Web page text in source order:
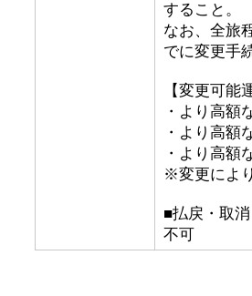
すること。
なお、全旅
でに変更手
【変更可能
・より高額
・より高額
・より高額
※変更によ
■払戻・取消
不可